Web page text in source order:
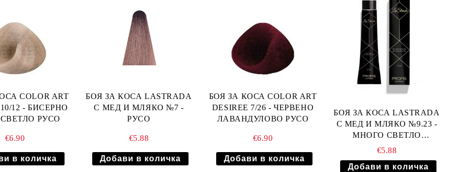
COLOR ART
10/12 - БИСЕРНО
РУСО
€6.90
БОЯ ЗА КОСА LASTRADA
С МЕД И МЛЯКО №7 -
РУСО
€5.88
БОЯ ЗА КОСА COLOR ART
DESIREE 7/26 - ЧЕРВЕНО
ЛАВАНДУЛОВО РУСО
€6.90
БОЯ ЗА КОСА LASTRADA
С МЕД И МЛЯКО №9.23 -
МНОГО СВЕТЛО
ПЛАТИНЕНО БЕЖОВО
€5.88